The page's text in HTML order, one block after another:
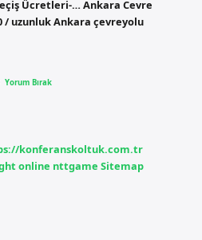
Ücretleri-… Ankara Cevre
/ uzunluk Ankara çevreyolu
Yorum Bırak
konferanskoltuk.com.tr
online nttgame Sitemap